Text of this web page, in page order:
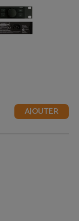
AJOUTER